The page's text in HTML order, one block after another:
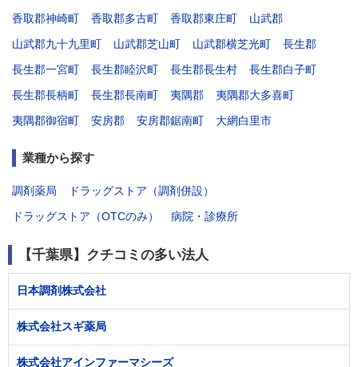
香取郡神崎町
香取郡多古町 香取郡東庄町
山武郡
山武郡九十九里町
山武郡芝山町 山武郡横芝光町
長生郡
長生郡一宮町
長生郡睦沢町 長生郡長生村
長生郡白子町
長生郡長柄町
長生郡長南町 夷隅郡
夷隅郡大多喜町
夷隅郡御宿町
安房郡 安房郡鋸南町 大網白里市
業種から探す
調剤薬局
ドラッグストア（調剤併設）
ドラッグストア（OTCのみ）
病院・診療所
【千葉県】クチコミの多い法人
日本調剤株式会社
株式会社スギ薬局
株式会社アインファーマシーズ